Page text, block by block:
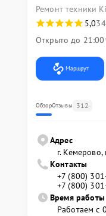
Ремонт техники
5,0
Открыто до 21:00
Маршрут
ОбзорОтзывы 312
Адрес
г.
Контакты
+7 (800)
+7 (800)
Время работы
Работаем с